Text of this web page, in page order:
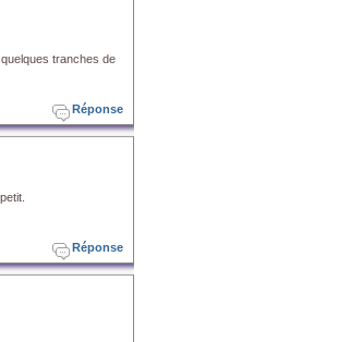
tranches de
Réponse
Réponse